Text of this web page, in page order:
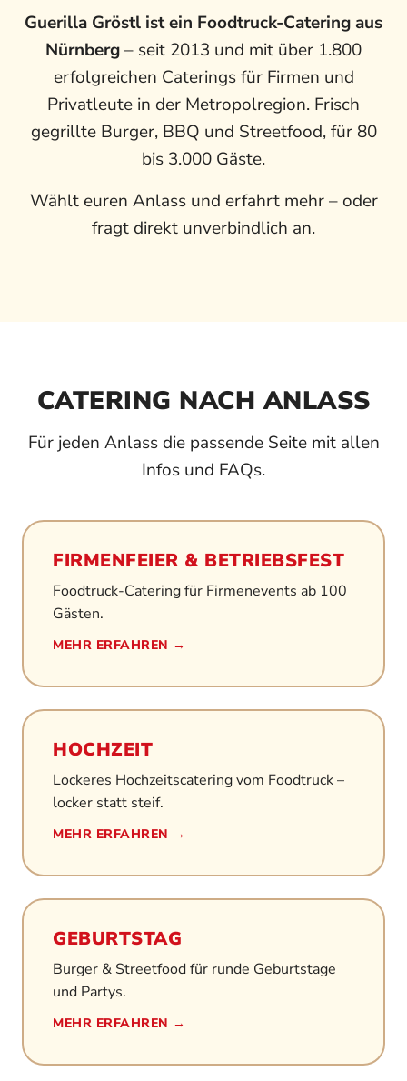
Guerilla Gröstl ist ein Foodtruck-Catering aus
Nürnberg– seit 2013 und mit über 1.800
erfolgreichen Caterings für Firmen und
Privatleute in der Metropolregion. Frisch
gegrillte Burger, BBQ und Streetfood, für 80
bis 3.000 Gäste.
Wählt euren Anlass und erfahrt mehr – oder
fragt direkt unverbindlich an.
CATERING NACH ANLASS
Für jeden Anlass die passende Seite mit allen
Infos und FAQs.
FIRMENFEIER & BETRIEBSFEST
Foodtruck-Catering für Firmenevents ab 100
Gästen.
MEHR ERFAHREN →
HOCHZEIT
Lockeres Hochzeitscatering vom Foodtruck –
locker statt steif.
MEHR ERFAHREN →
GEBURTSTAG
Burger & Streetfood für runde Geburtstage
und Partys.
MEHR ERFAHREN →